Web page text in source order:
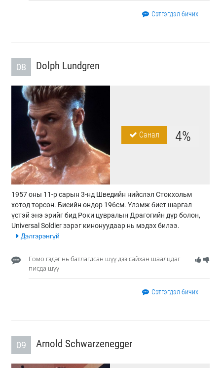
Сэтгэгдэл бичих
08 Dolph Lundgren
Санал 4%
1957 оны 11-р сарын 3-нд Шведийн нийслэл Стокхольм
хотод төрсөн. Биеийн өндөр 196см. Үлэмж биет шаргал
үстэй энэ эрийг бид Роки цувралын Драгогийн дүр болон,
Universal Soldier зэрэг кинонуудаар нь мэдэх билээ.
Дэлгэрэнгүй
Гомо гэдэг нь батлагдсан шүү дээ сайхан шаалцдаг
писда шүү
Сэтгэгдэл бичих
09 Arnold Schwarzenegger